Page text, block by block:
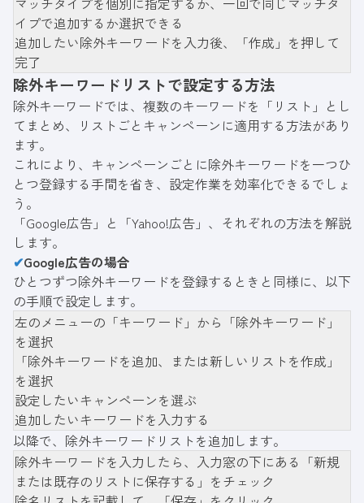
イプで追加するか選択できる
追加したい除外キーワードを入力後、「作成」を押して
完了
除外キーワードリストで設定する方法
除外キーワードでは、複数のキーワードを「リスト」とし
てまとめ、リストごとキャンペーンに適用する方法があり
ます。
これにより、キャンペーンごとに除外キーワードを一つひ
とつ登録する手間を省き、設定作業を効率化できるでしょ
う。
「Google広告」と「Yahoo!広告」、それぞれの方法を解説
します。
✔Google広告の場合
ひとつずつ除外キーワードを登録するときと同様に、以下
の手順で設定します。
左のメニューの「キーワード」から「除外キーワード」
を選択
「除外キーワードを追加、または新しいリストを作成」
を選択
設定したいキャンペーンを選ぶ
追加したいキーワードを入力する
以降で、除外キーワードリストを追加します。
除外キーワードを入力したら、入力窓の下にある「新規
または既存のリストに保存する」をチェック